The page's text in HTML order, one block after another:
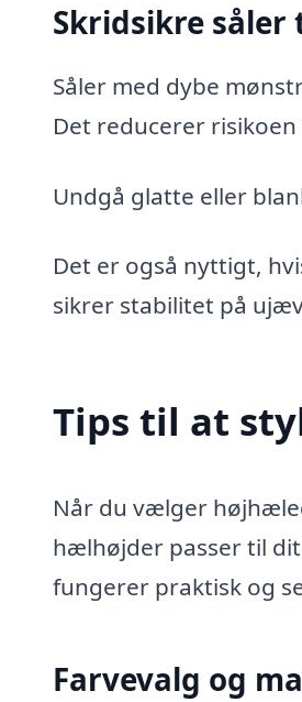
Skridsikre
Såler med dybe
Det reducerer
Undgå glatte eller
Det er også nyttigt,
sikrer stabilitet på
Tips til at
Når du vælger
hælhøjder passer til
fungerer praktisk og
Farvevalg og